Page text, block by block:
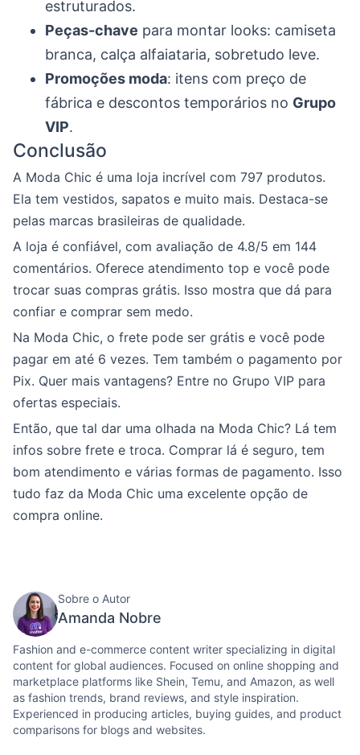
estruturados.
Peças-chave para montar looks: camiseta
branca, calça alfaiataria, sobretudo leve.
Promoções moda: itens com preço de
fábrica e descontos temporários no Grupo
VIP.
Conclusão
A Moda Chic é uma loja incrível com 797 produtos.
Ela tem vestidos, sapatos e muito mais. Destaca-se
pelas marcas brasileiras de qualidade.
A loja é confiável, com avaliação de 4.8/5 em 144
comentários. Oferece atendimento top e você pode
trocar suas compras grátis. Isso mostra que dá para
confiar e comprar sem medo.
Na Moda Chic, o frete pode ser grátis e você pode
pagar em até 6 vezes. Tem também o pagamento por
Pix. Quer mais vantagens? Entre no Grupo VIP para
ofertas especiais.
Então, que tal dar uma olhada na Moda Chic? Lá tem
infos sobre frete e troca. Comprar lá é seguro, tem
bom atendimento e várias formas de pagamento. Isso
tudo faz da Moda Chic uma excelente opção de
compra online.
Sobre o Autor
Amanda Nobre
Fashion and e-commerce content writer specializing in digital
content for global audiences. Focused on online shopping and
marketplace platforms like Shein, Temu, and Amazon, as well
as fashion trends, brand reviews, and style inspiration.
Experienced in producing articles, buying guides, and product
comparisons for blogs and websites.